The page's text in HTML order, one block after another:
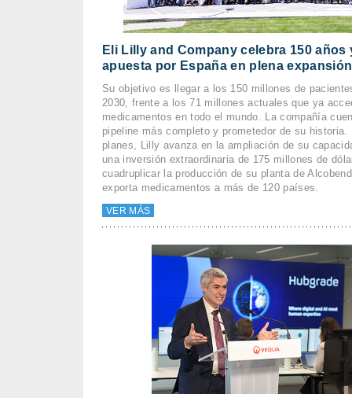
Eli Lilly and Company celebra 150 años
apuesta por España en plena
Su objetivo es llegar a los 150 millones de
2030, frente a los 71 millones actuales que ya
medicamentos en todo el mundo. La compañía
pipeline más completo y prometedor de su historia.
planes, Lilly avanza en la ampliación de su
una inversión extraordinaria de 175 millones de
cuadruplicar la producción de su planta de
exporta medicamentos a más de 120 países.
VER MÁS